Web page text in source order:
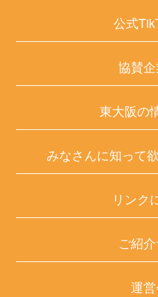
公式
協賛
東大阪の
みなさんに知って
リンク
ご紹
運